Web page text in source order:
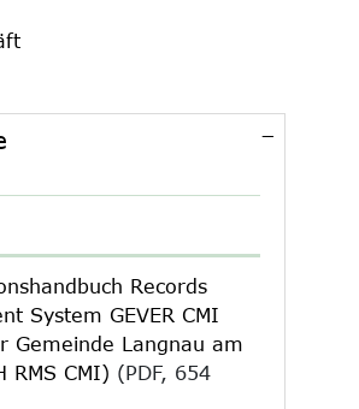
Records
System GEVER CMI
Gemeinde Langnau am
RMS CMI) (PDF, 654